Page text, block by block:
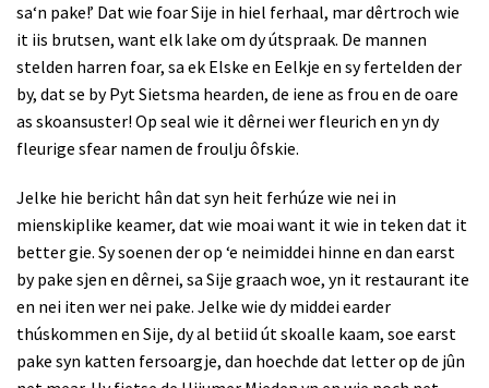
sa‘n pake!’ Dat wie foar Sije in hiel ferhaal, mar dêrtroch wie
it iis brutsen, want elk lake om dy útspraak. De mannen
stelden harren foar, sa ek Elske en Eelkje en sy fertelden der
by, dat se by Pyt Sietsma hearden, de iene as frou en de oare
as skoansuster! Op seal wie it dêrnei wer fleurich en yn dy
fleurige sfear namen de froulju ôfskie.
Jelke hie bericht hân dat syn heit ferhúze wie nei in
mienskiplike keamer, dat wie moai want it wie in teken dat it
better gie. Sy soenen der op ‘e neimiddei hinne en dan earst
by pake sjen en dêrnei, sa Sije graach woe, yn it restaurant ite
en nei iten wer nei pake. Jelke wie dy middei earder
thúskommen en Sije, dy al betiid út skoalle kaam, soe earst
pake syn katten fersoargje, dan hoechde dat letter op de jûn